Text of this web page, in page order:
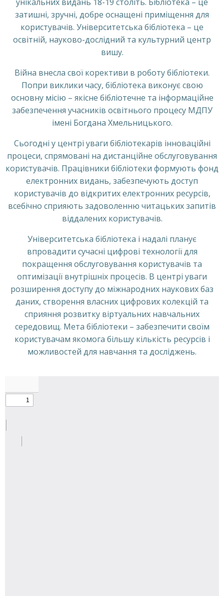
затишні, зручні, добре оснащені приміщення для
користувачів. Університетська бібліотека – це
освітній, науково-дослідний та культурний центр
вишу.
Війна внесла свої корективи в роботу бібліотеки.
Попри виклики часу, бібліотека виконує свою
основну місію – якісне бібліотечне та інформаційне
забезпечення учасників освітнього процесу МДПУ
імені Богдана Хмельницького.
Сьогодні у центрі уваги бібліотекарів інноваційні
процеси, спрямовані на дистанційне обслуговування
користувачів. Працівники бібліотеки формують фонд
електронних видань, забезпечують доступ
користувачів до відкритих електронних ресурсів,
всебічно сприяють задоволенню читацьких запитів
віддалених користувачів.
Університетська бібліотека і надалі планує
впровадити сучасні цифрові технології для
покращення обслуговування користувачів та
оптимізації внутрішніх процесів. В центрі уваги
розширення доступу до міжнародних наукових баз
даних, створення власних цифрових колекцій та
сприяння розвитку віртуальних навчальних
середовищ. Мета бібліотеки – забезпечити своїм
користувачам якомога більшу кількість ресурсів і
можливостей для навчання та досліджень.